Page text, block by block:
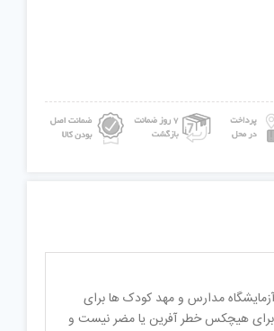
مدارس و مهد کودک ها برای
و برای هیچکس خطر آفرین یا مضر نیست و